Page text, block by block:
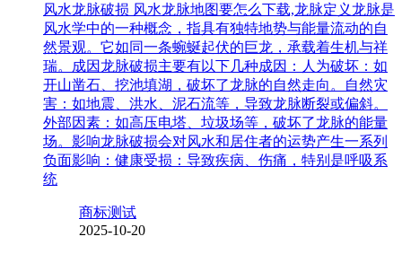
风水龙脉破损 风水龙脉地图要怎么下载,龙脉定义龙脉是
风水学中的一种概念，指具有独特地势与能量流动的自
然景观。它如同一条蜿蜒起伏的巨龙，承载着生机与祥
瑞。成因龙脉破损主要有以下几种成因：人为破坏：如
开山凿石、挖池填湖，破坏了龙脉的自然走向。自然灾
害：如地震、洪水、泥石流等，导致龙脉断裂或偏斜。
外部因素：如高压电塔、垃圾场等，破坏了龙脉的能量
场。影响龙脉破损会对风水和居住者的运势产生一系列
负面影响：健康受损：导致疾病、伤痛，特别是呼吸系
统
商标测试
2025-10-20